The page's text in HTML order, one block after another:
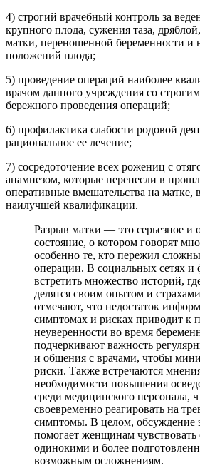
4) строгий врачебный контроль за
крупного плода, сужения таза,
матки, переношенной беременности и
положений плода;
5) проведение операций наиболее
врачом данного учреждения со
бережного проведения операций;
6) профилактика слабости родовой
рациональное ее лечение;
7) сосредоточение всех рожениц с
анамнезом, которые перенесли в
оперативные вмешательства на матке,
наилучшей квалификации.
Разрыв матки — это серьезное и
состояние, о котором говорят
особенно те, кто пережил
операции. В социальных сетях
встретить множество историй,
делятся своим опытом и
отмечают, что недостаток
симптомах и рисках приводит к
неуверенности во время
подчеркивают важность
и общения с врачами, чтобы
риски. Также встречаются
необходимости повышения
среди медицинского персонала,
своевременно реагировать на
симптомы. В целом, обсуждение
помогает женщинам чувствовать
одинокими и более
возможным осложнениям.